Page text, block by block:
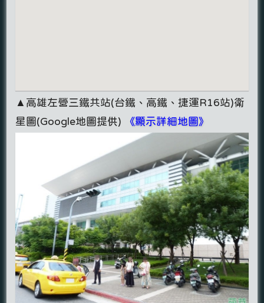
▲高雄左營三鐵共站(台鐵、高鐵、捷運R16站)衛
星圖(Google地圖提供)
《顯示詳細地圖》